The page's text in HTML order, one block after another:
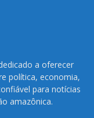
a oferecer
política, economia,
para notícias
amazônica.